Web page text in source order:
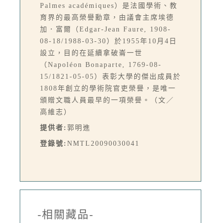
Palmes académiques）是法國學術、教
育界的最高榮譽勳章，由議會主席埃德
加．富爾（Edgar-Jean Faure, 1908-
08-18/1988-03-30）於1955年10月4日
設立，目的在延續拿破崙一世
（Napoléon Bonaparte, 1769-08-
15/1821-05-05）表彰大學的傑出成員於
1808年創立的學術院官吏榮譽，是唯一
頒贈文職人員最早的一項榮譽。（文／
高維志）
提供者: 郭明進
登錄號: NMTL20090030041
-相關藏品-